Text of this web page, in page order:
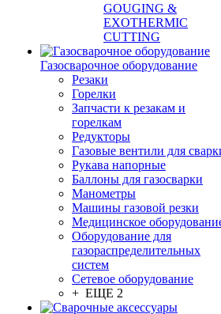
GOUGING &
EXOTHERMIC
CUTTING
Газосварочное оборудование
Резаки
Горелки
Запчасти к резакам и
горелкам
Редукторы
Газовые вентили для
Рукава напорные
Баллоны для газосварки
Манометры
Машины газовой резки
Медицинское
Оборудование для
газораспределительных
систем
Сетевое оборудование
+ ЕЩЕ 2